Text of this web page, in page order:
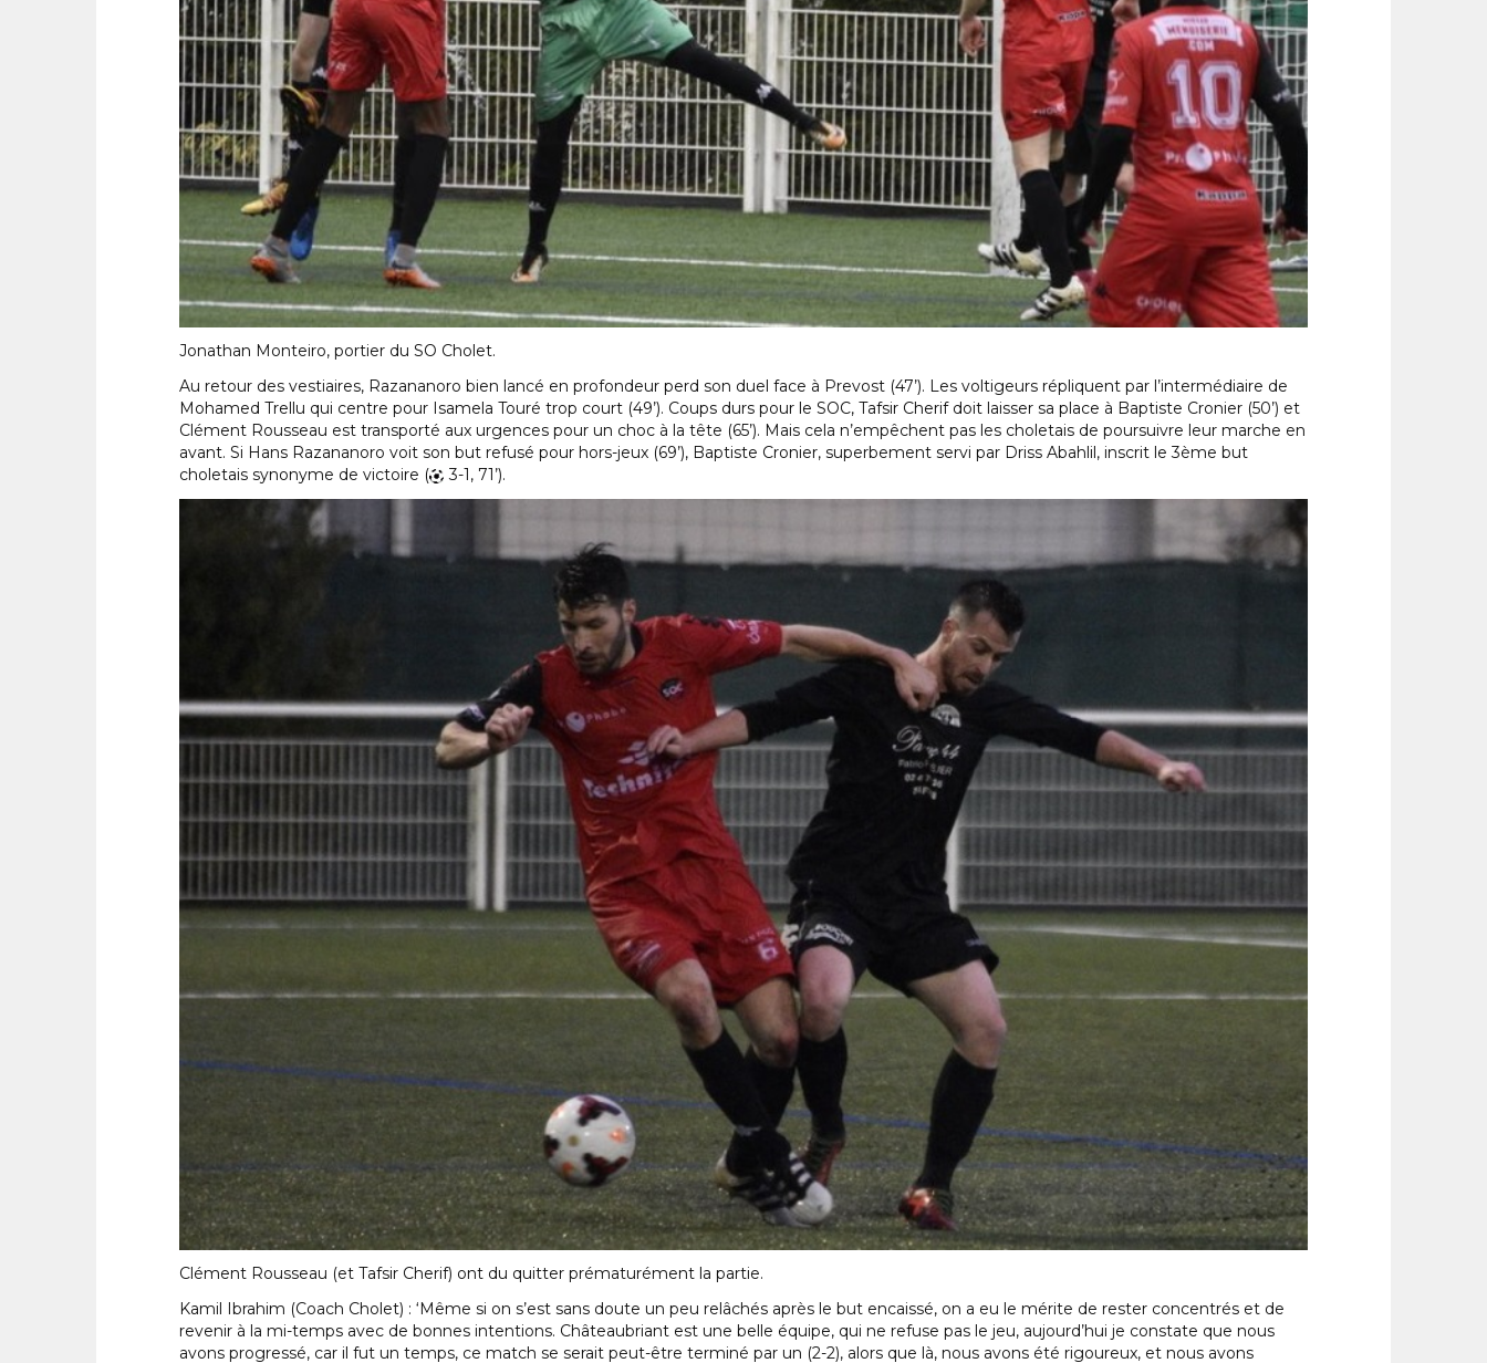
Jonathan Monteiro, portier du SO Cholet.
Au retour des vestiaires, Razananoro bien lancé en profondeur perd son duel face à Prevost (47’). Les voltigeurs répliquent par l’intermédiaire de
Mohamed Trellu qui centre pour Isamela Touré trop court (49’). Coups durs pour le SOC, Tafsir Cherif doit laisser sa place à Baptiste Cronier (50’) et
Clément Rousseau est transporté aux urgences pour un choc à la tête (65’). Mais cela n’empêchent pas les choletais de poursuivre leur marche en
avant. Si Hans Razananoro voit son but refusé pour hors-jeux (69’), Baptiste Cronier, superbement servi par Driss Abahlil, inscrit le 3ème but
choletais synonyme de victoire (
3-1, 71’).
Clément Rousseau (et Tafsir Cherif) ont du quitter prématurément la partie.
Kamil Ibrahim (Coach Cholet) : ‘Même si on s’est sans doute un peu relâchés après le but encaissé, on a eu le mérite de rester concentrés et de
revenir à la mi-temps avec de bonnes intentions. Châteaubriant est une belle équipe, qui ne refuse pas le jeu, aujourd’hui je constate que nous
avons progressé, car il fut un temps, ce match se serait peut-être terminé par un (2-2), alors que là, nous avons été rigoureux, et nous avons